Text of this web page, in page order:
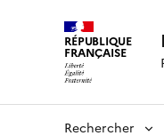
RÉPUBLIQUE
FRANÇAISE
Rechercher